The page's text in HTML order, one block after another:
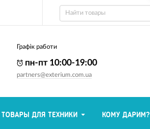
Графік работи
пн-пт 10:00-19:00
partners@exterium.com.ua
ТОВАРЫ ДЛЯ ТЕХНИКИ КОМУ ДАРИМ?